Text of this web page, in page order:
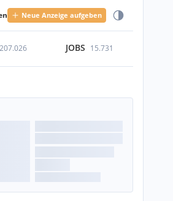
Neue Anzeige aufgeben
207.026 JOBS 15.731